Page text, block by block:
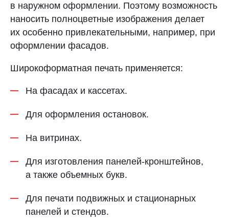
8 800 333-72-11
region@plastikam.ru
в наружном оформлении. Поэтому возможность
наносить полноцветные изображения делает
их особенно привлекательными, например, при
оформлении фасадов.
Широкоформатная печать применяется:
На фасадах и кассетах.
Для оформления остановок.
На витринах.
Для изготовления панелей-кронштейнов,
а также объемных букв.
Для печати подвижных и стационарных
панелей и стендов.